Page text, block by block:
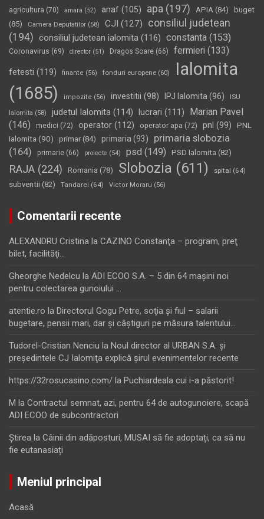
agricultura (70) amara (52) anaf (105) apa (197) APIA (84)
buget
(85)
Camera Deputatilor (58) CJI (127)
consiliul judetean
(194) consiliul judetean ialomita (116) constanta (153)
Coronavirus (69) director (51) Dragos Soare (66) fermieri (133)
fetesti (119) finante (56) fonduri europene (60)
Ialomita
(1685)
impozite (56) investitii (98) IPJ Ialomita (96) ISU
Ialomita (58) judetul Ialomita (114) lucrari (111)
Marian Pavel
(146)
medici (72) operator (112) operator apa (72) pnl (99)
PNL
Ialomita (90) primar(84) primaria (93)
primaria slobozia
(164)
primarie (66) proiecte (54) psd (149) PSD Ialomita (82)
RAJA (224) Romania (78) Slobozia (611) spital (64)
subventii (82) Tandarei (64) Victor Moraru (56)
Comentarii recente
ALEXANDRU Cristina la CAZINO Constanţa – program, preţ
bilet, facilităţi…
Gheorghe Nedelcu la ADI ECOO S.A. – 5 din 64 maşini noi
pentru colectarea gunoiului …
atentie.ro la Directorul Gogu Petre, soţia şi fiul – salarii
bugetare, pensii mari, dar şi câştiguri pe măsura talentului…
Tudorel-Cristian Nenciu la Noul director al URBAN S.A. şi
preşedintele CJ Ialomiţa explică şirul evenimentelor recente
https://32rosucasino.com/ la Puchiardeala cui i-a păstorit!
M la Contractul semnat, azi, pentru 64 de autogunoiere, scapă
ADI ECOO de subcontractori
Ştirea la Câinii din adăposturi, MUSAI să fie adoptați, ca să nu
fie eutanasiați
Meniul principal
Acasă